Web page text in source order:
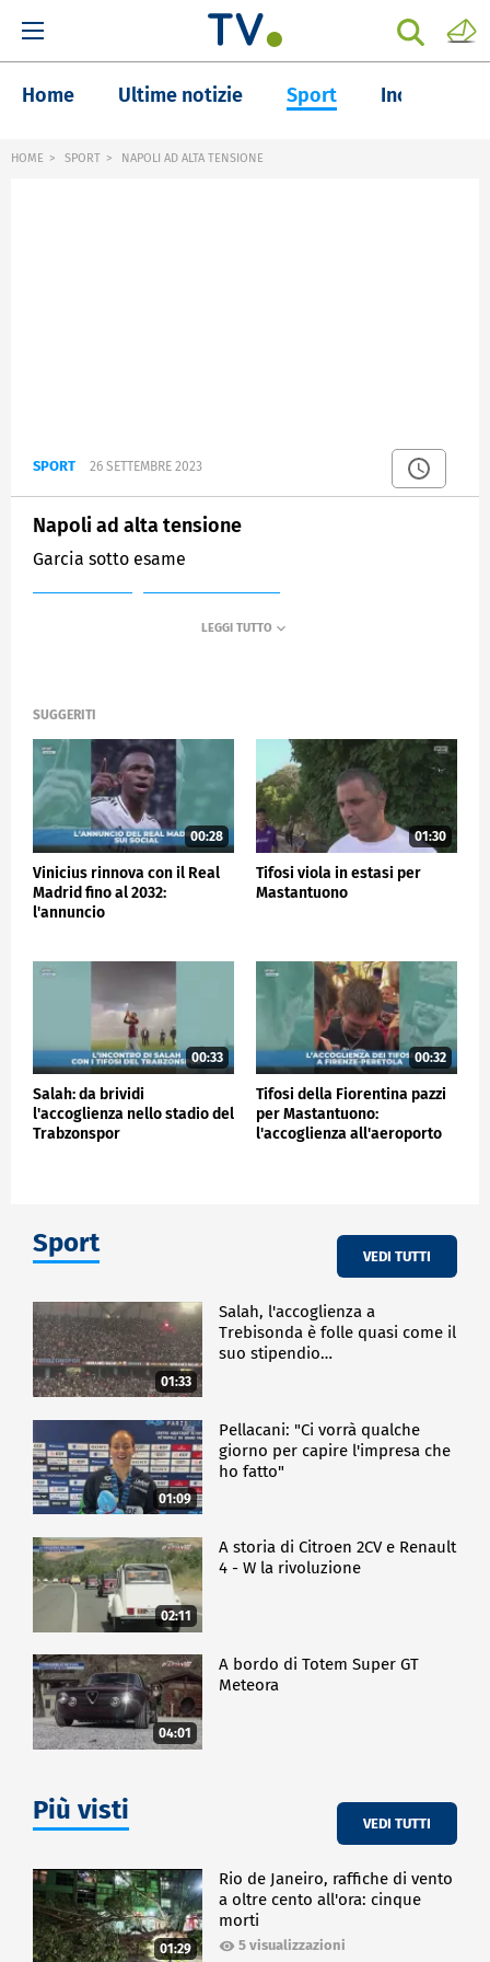
Home Ultime notizie Sport Inchieste
HOME SPORT NAPOLI AD ALTA TENSIONE
SPORT 26 SETTEMBRE 2023
Napoli ad alta tensione
Garcia sotto esame
SUGGERITI
00:28
Vinicius rinnova con il Real
Madrid fino al 2032:
l'annuncio
01:30
Tifosi viola in estasi per
Mastantuono
00:33
Salah: da brividi
l'accoglienza nello stadio del
Trabzonspor
00:32
Tifosi della Fiorentina pazzi
per Mastantuono:
l'accoglienza all'aeroporto
Sport VEDI TUTTI
01:33
Salah, l'accoglienza a
Trebisonda è folle quasi come il
suo stipendio…
01:09
Pellacani: "Ci vorrà qualche
giorno per capire l'impresa che
ho fatto"
02:11
A storia di Citroen 2CV e Renault
4 - W la rivoluzione
04:01
A bordo di Totem Super GT
Meteora
Più visti VEDI TUTTI
01:29
Rio de Janeiro, raffiche di vento
a oltre cento all'ora: cinque
morti
5 visualizzazioni